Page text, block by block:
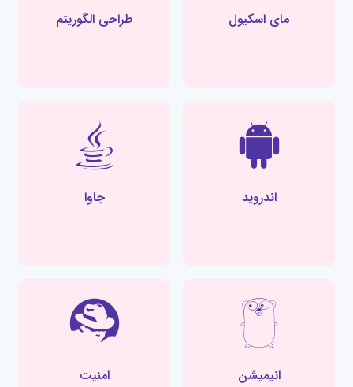
مای اسکیول طراحی الگوریتم
اندروید جاوا
انیمیشن امنیت